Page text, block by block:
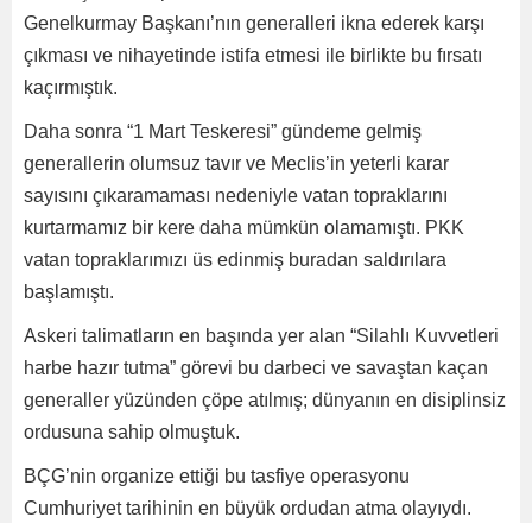
Genelkurmay Başkanı’nın generalleri ikna ederek karşı
çıkması ve nihayetinde istifa etmesi ile birlikte bu fırsatı
kaçırmıştık.
Daha sonra “1 Mart Teskeresi” gündeme gelmiş
generallerin olumsuz tavır ve Meclis’in yeterli karar
sayısını çıkaramaması nedeniyle vatan topraklarını
kurtarmamız bir kere daha mümkün olamamıştı. PKK
vatan topraklarımızı üs edinmiş buradan saldırılara
başlamıştı.
Askeri talimatların en başında yer alan “Silahlı Kuvvetleri
harbe hazır tutma” görevi bu darbeci ve savaştan kaçan
generaller yüzünden çöpe atılmış; dünyanın en disiplinsiz
ordusuna sahip olmuştuk.
BÇG’nin organize ettiği bu tasfiye operasyonu
Cumhuriyet tarihinin en büyük ordudan atma olayıydı.